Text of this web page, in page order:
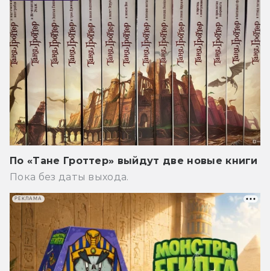
По «Тане Гроттер» выйдут две новые книги
Пока без даты выхода.
РЕКЛАМА